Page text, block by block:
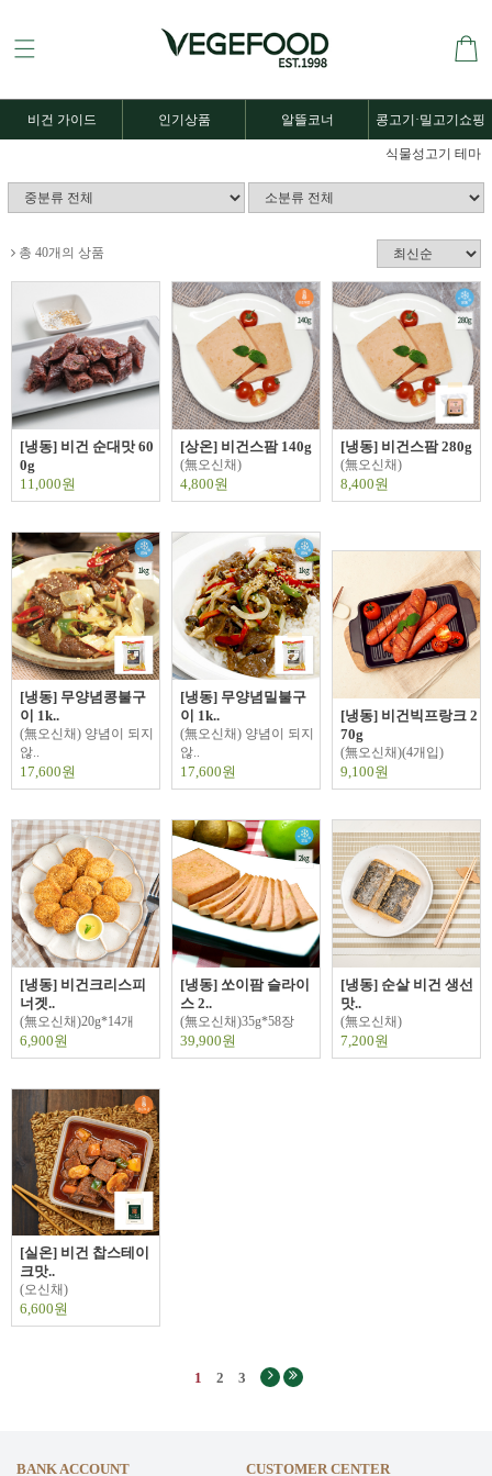
비건 가이드 인기상품 알뜰코너 콩고기·밀고기쇼핑
식물성고기 테마
총 40개의 상품
[냉동] 비건 순대맛 60
0g
11,000원
[상온] 비건스팜 140g
(無오신채)
4,800원
[냉동] 비건스팜 280g
(無오신채)
8,400원
[냉동] 무양념콩불구
이 1k..
(無오신채) 양념이 되지
않..
17,600원
[냉동] 무양념밀불구
이 1k..
(無오신채) 양념이 되지
않..
17,600원
[냉동] 비건빅프랑크 2
70g
(無오신채)(4개입)
9,100원
[냉동] 비건크리스피
너겟..
(無오신채)20g*14개
6,900원
[냉동] 쏘이팜 슬라이
스 2..
(無오신채)35g*58장
39,900원
[냉동] 순살 비건 생선
맛..
(無오신채)
7,200원
[실온] 비건 찹스테이
크맛..
(오신채)
6,600원
1 2 3
BANK ACCOUNT CUSTOMER CENTER